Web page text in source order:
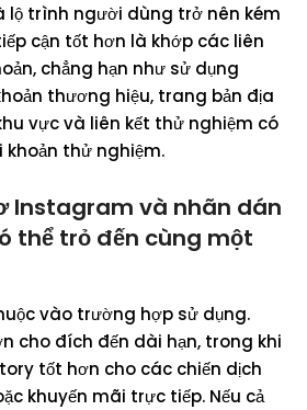
lộ trình người dùng trở nên kém
cận tốt hơn là khớp các liên
chẳng hạn như sử dụng
thương hiệu, trang bản địa
vực và liên kết thử nghiệm có
thử nghiệm.
Instagram và nhãn dán
thể trỏ đến cùng một
vào trường hợp sử dụng.
cho đích đến dài hạn, trong khi
tốt hơn cho các chiến dịch
khuyến mãi trực tiếp. Nếu cả